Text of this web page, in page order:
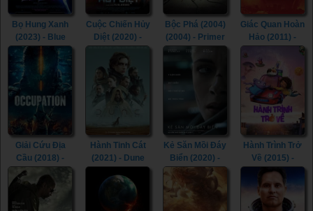
Bọ Hung Xanh
(2023) - Blue
Beetle (2023)
Cuộc Chiến Hủy
Diệt (2020) -
Skylines (2020)
Bộc Phá (2004)
(2004) - Primer
(2004) (2004)
Giác Quan Hoàn
Hảo (2011) -
Perfect Sense
(2011)
Giải Cứu Địa
Cầu (2018) -
Occupation
(2018)
Hành Tinh Cát
(2021) - Dune
Kẻ Săn Mồi Đáy
Biển (2020) -
Underwater
(2020)
Hành Trình Trở
Về (2015) -
Home (2015)